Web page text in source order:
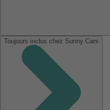
Toujours inclus chez Sunny Cars